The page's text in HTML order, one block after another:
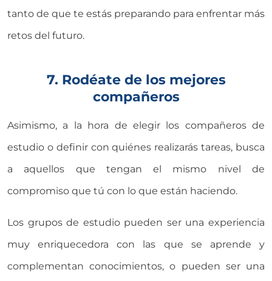
tanto de que te estás preparando para enfrentar más
retos del futuro.
7. Rodéate de los mejores
compañeros
Asimismo, a la hora de elegir los compañeros de
estudio o definir con quiénes realizarás tareas, busca
a aquellos que tengan el mismo nivel de
compromiso que tú con lo que están haciendo.
Los grupos de estudio pueden ser una experiencia
muy enriquecedora con las que se aprende y
complementan conocimientos, o pueden ser una